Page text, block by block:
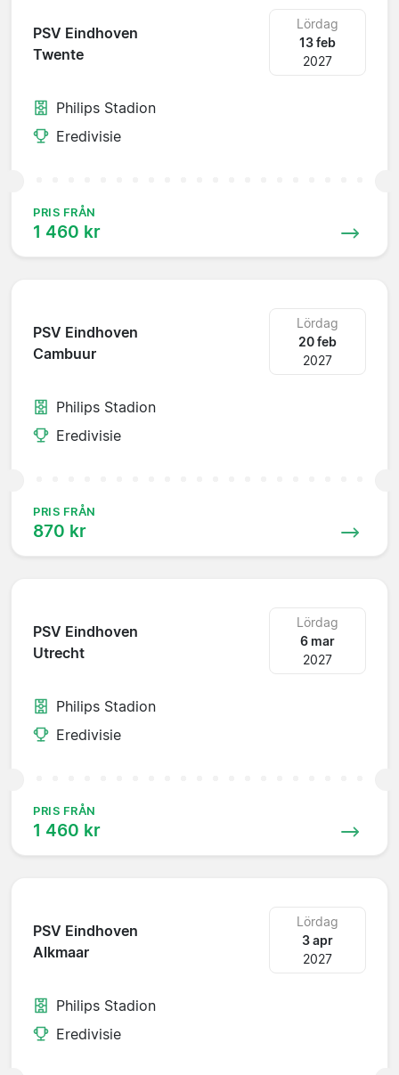
PSV Eindhoven
Twente
Lördag
13 feb
2027
Philips Stadion
Eredivisie
PRIS FRÅN
1 460 kr
PSV Eindhoven
Cambuur
Lördag
20 feb
2027
Philips Stadion
Eredivisie
PRIS FRÅN
870 kr
PSV Eindhoven
Utrecht
Lördag
6 mar
2027
Philips Stadion
Eredivisie
PRIS FRÅN
1 460 kr
PSV Eindhoven
Alkmaar
Lördag
3 apr
2027
Philips Stadion
Eredivisie